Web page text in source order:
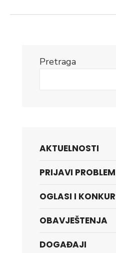
Pretraga
AKTUELNOSTI
PRIJAVI PROBLEM
OGLASI I
OBAVJEŠTENJA
DOGAĐAJI